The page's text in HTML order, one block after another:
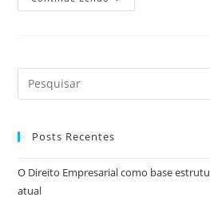
Posts Recentes
O Direito Empresarial como base
atual